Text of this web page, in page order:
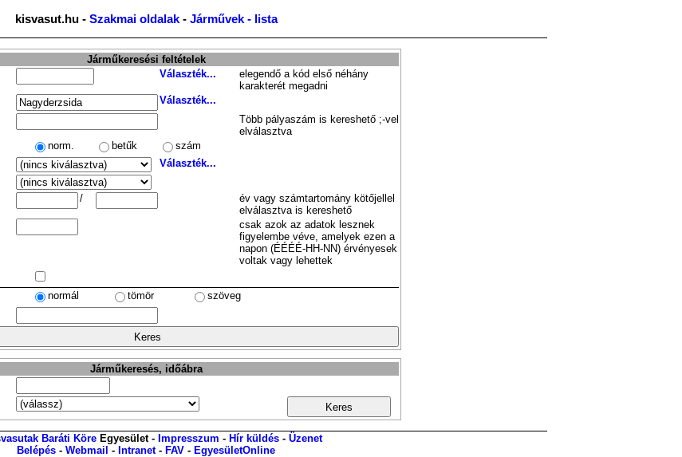
kisvasut.hu - Szakmai oldalak- Járművek - lista
Járműkeresési feltételek
Választék...
elegendő a kód első néhány
karakterét megadni
Választék...
Több pályaszám is kereshető ;-vel
elválasztva
norm.
betűk
szám
Választék...
/
év vagy számtartomány kötőjellel
elválasztva is kereshető
csak azok az adatok lesznek
figyelembe véve, amelyek ezen a
napon (ÉÉÉÉ-HH-NN) érvényesek
voltak vagy lehettek
normál tömör
szöveg
Járműkeresés, időábra
Baráti Köre Egyesület - Impresszum - Hír küldés - Üzenet
Belépés - Webmail - Intranet- FAV - EgyesületOnline